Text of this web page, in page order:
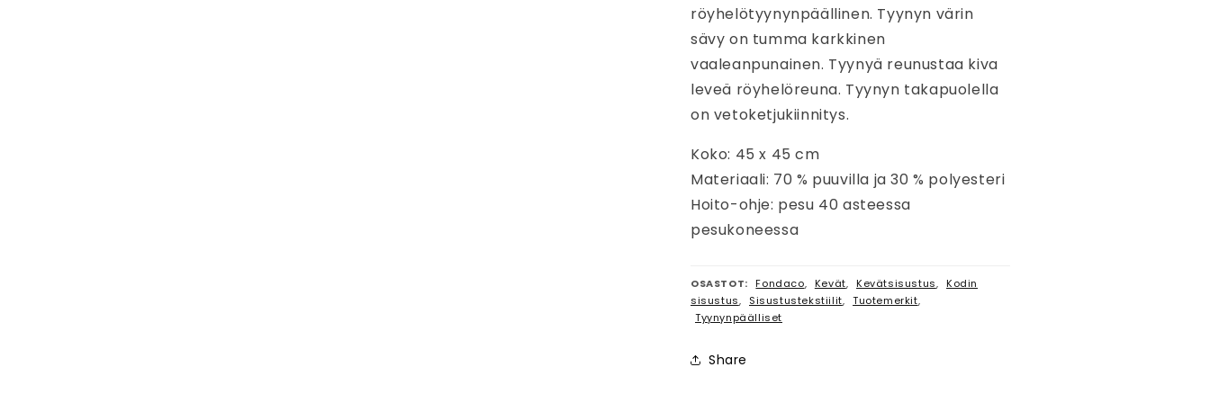
röyhelötyynynpäällinen. Tyynyn värin
sävy on tumma karkkinen
vaaleanpunainen. Tyynyä reunustaa kiva
leveä röyhelöreuna. Tyynyn takapuolella
on vetoketjukiinnitys.
Koko: 45 x 45 cm
Materiaali: 70 % puuvilla ja 30 % polyesteri
Hoito-ohje: pesu 40 asteessa
pesukoneessa
OSASTOT: Fondaco, Kevät, Kevätsisustus,
Kodin
sisustus, Sisustustekstiilit, Tuotemerkit,
Tyynynpäälliset
Share